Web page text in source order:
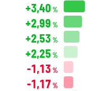
+3,40 %
+2,99 %
+2,53 %
+2,25 %
-1,13 %
-1,17 %